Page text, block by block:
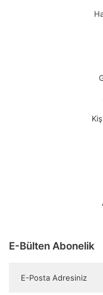
E-Bülten Abonelik